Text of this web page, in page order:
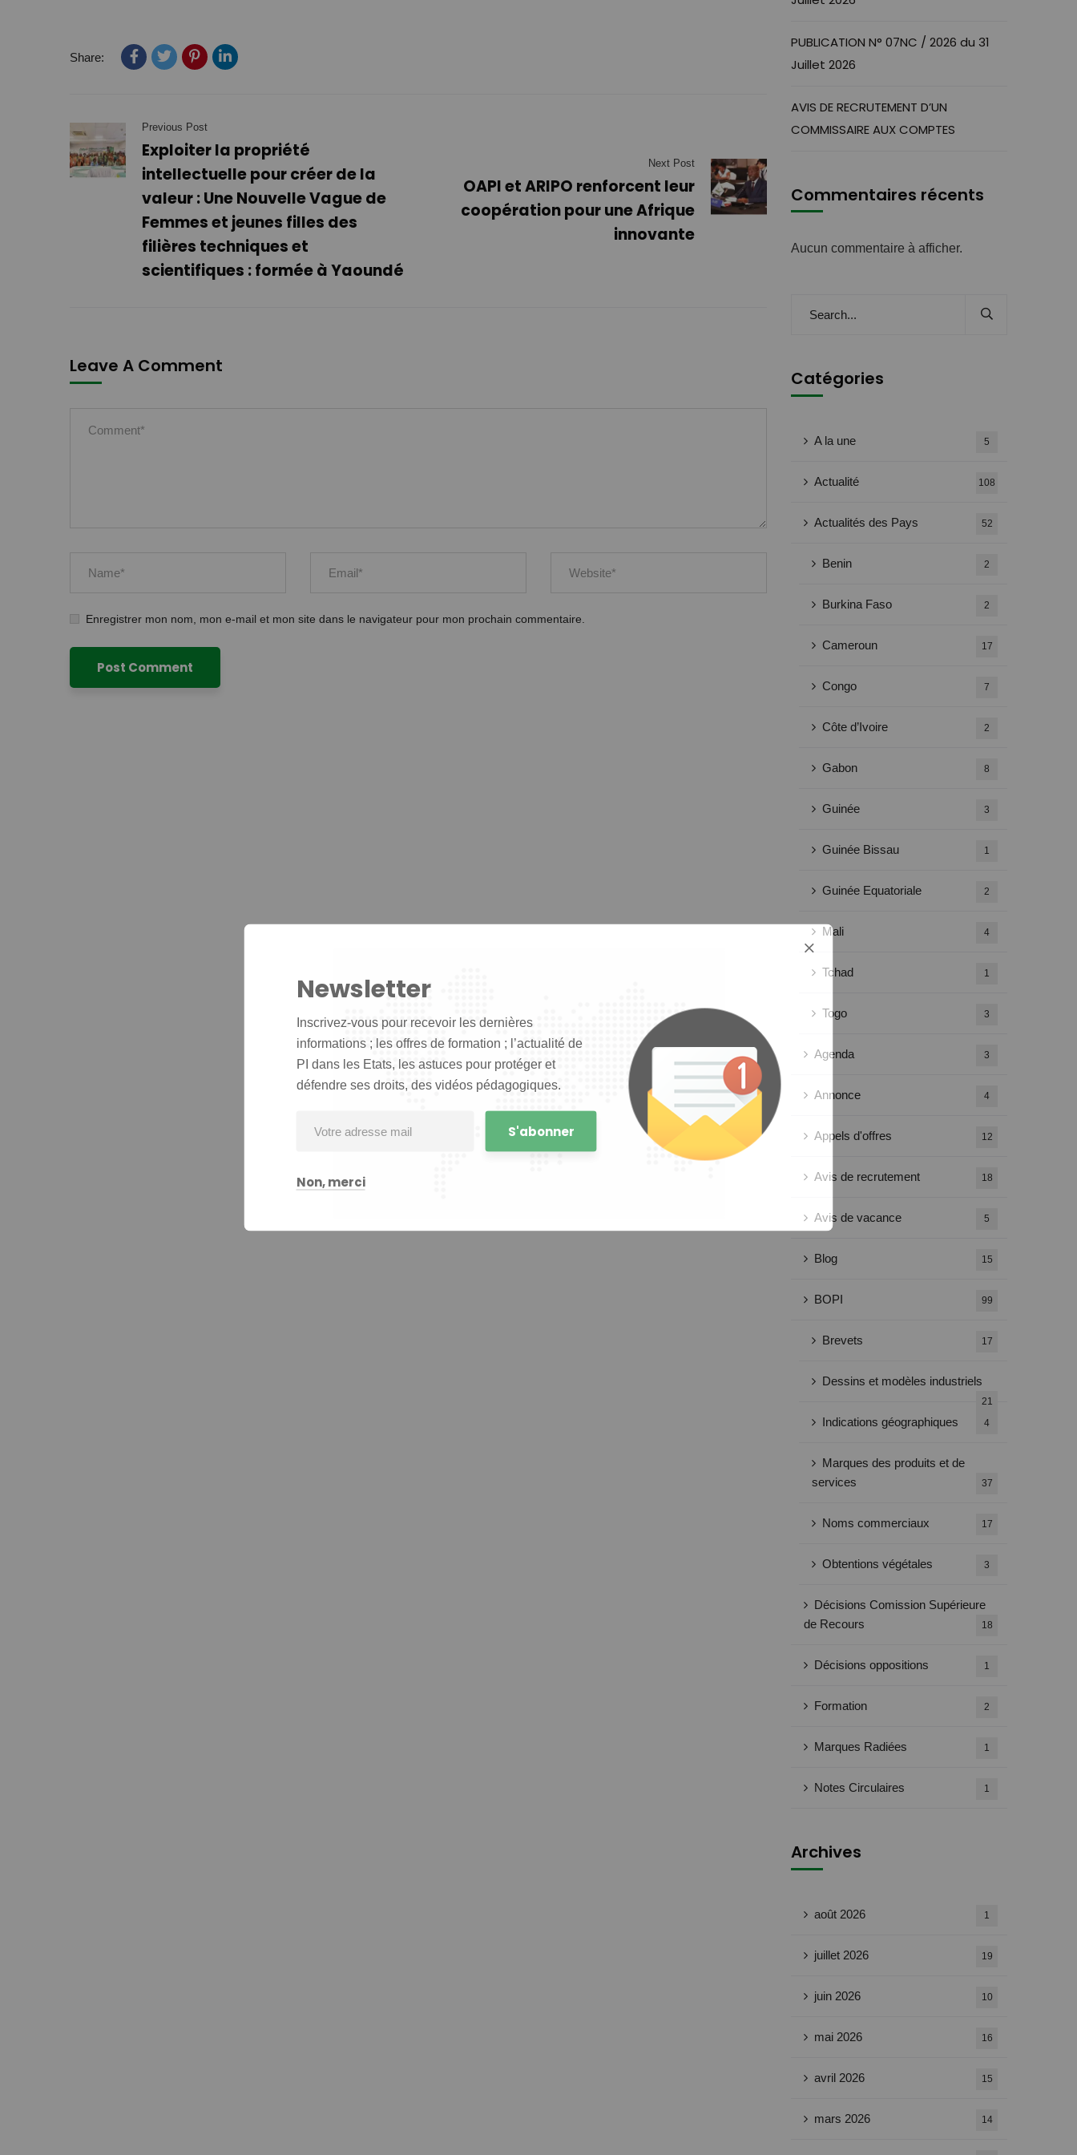
Share:
Previous Post
Exploiter la propriété
intellectuelle pour créer de la
valeur : Une Nouvelle Vague de
Femmes et jeunes filles des
filières techniques et
scientifiques : formée à Yaoundé
Next Post
OAPI et ARIPO renforcent leur
coopération pour une Afrique
innovante
Leave A Comment
Enregistrer mon nom, mon e-mail et mon site dans le navigateur pour mon prochain commentaire.
PUBLICATION N° 07NC / 2026 du 31
Juillet 2026
AVIS DE RECRUTEMENT D’UN
COMMISSAIRE AUX COMPTES
Commentaires récents
Aucun commentaire à afficher.
Catégories
A la une 5
Actualité 108
Actualités des Pays 52
Benin 2
Burkina Faso 2
Cameroun 17
Congo 7
Côte d’Ivoire 2
Gabon 8
Guinée 3
Guinée Bissau 1
Guinée Equatoriale 2
Mali 4
Tchad 1
Togo 3
Agenda 3
Annonce 4
Appels d'offres 12
Avis de recrutement 18
Avis de vacance 5
Blog 15
BOPI 99
Brevets 17
Dessins et modèles industriels
21
Indications géographiques 4
Marques des produits et de
services
37
Noms commerciaux 17
Obtentions végétales 3
Décisions Comission Supérieure
de Recours
18
Décisions oppositions 1
Formation 2
Marques Radiées 1
Notes Circulaires 1
Archives
août 2026 1
juillet 2026 19
juin 2026 10
mai 2026 16
avril 2026 15
mars 2026 14
Newsletter
Inscrivez-vous pour recevoir les dernières
informations ; les offres de formation ; l’actualité de
PI dans les Etats, les astuces pour protéger et
défendre ses droits, des vidéos pédagogiques.
Non, merci